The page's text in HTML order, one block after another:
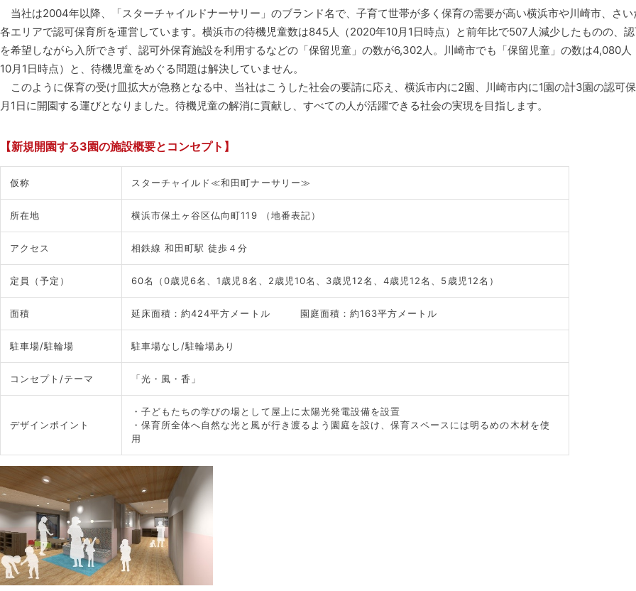
当社は2004年以降、「スターチャイルドナーサリー」のブランド名で、子育て世帯が多く保育の需要が高い横浜市や川崎市、さい
各エリアで認可保育所を運営しています。横浜市の待機児童数は845人（2020年10月1日時点）と前年比で507人減少したものの、
を希望しながら入所できず、認可外保育施設を利用するなどの「保留児童」の数が6,302人。川崎市でも「保留児童」の数は4,080
10月1日時点）と、待機児童をめぐる問題は解決していません。
このように保育の受け皿拡大が急務となる中、当社はこうした社会の要請に応え、横浜市内に2園、川崎市内に1園の計3園の認可
月1日に開園する運びとなりました。待機児童の解消に貢献し、すべての人が活躍できる社会の実現を目指します。
【新規開園する3園の施設概要とコンセプト】
仮称 スターチャイルド≪和田町ナーサリー≫
所在地 横浜市保土ヶ谷区仏向町119 （地番表記）
アクセス 相鉄線 和田町駅 徒歩４分
定員（予定） 60名（0歳児6名、1歳児8名、2歳児10名、3歳児12名、4歳児12名、5歳児12名）
面積 延床面積：約424平方メートル 園庭面積：約163平方メートル
駐車場/駐輪場 駐車場なし/駐輪場あり
コンセプト/テーマ 「光・風・香」
デザインポイント
・子どもたちの学びの場として屋上に太陽光発電設備を設置
・保育所全体へ自然な光と風が行き渡るよう園庭を設け、保育スペースには明るめの木材を使
用